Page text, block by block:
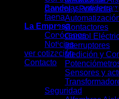
Bandejas
faena
La Empresa
Conócenos
Noticias
ver cotización
Contacto
Control y Potencia
Contactores
Control
Interruptores
Medición y
Sensores y
Seguridad